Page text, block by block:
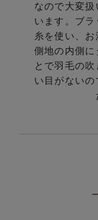
なので大変扱
います。 ブラ
糸を使い、お
側地の内側に
とで羽毛の吹
い目がない